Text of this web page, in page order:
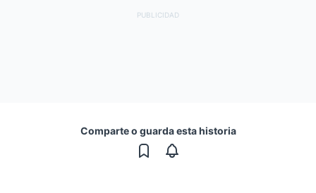
Comparte o guarda esta historia